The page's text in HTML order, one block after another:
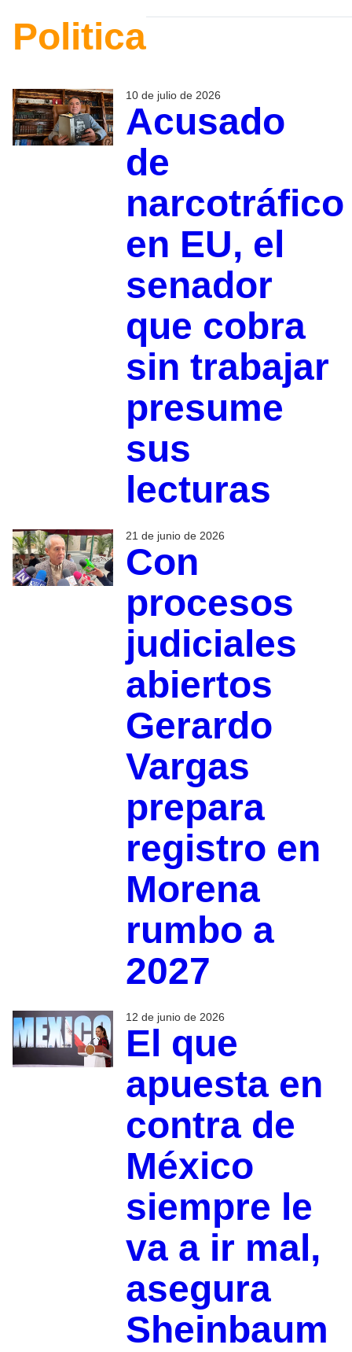
Politica
10 de julio de 2026
Acusado
de
narcotráfico
en EU, el
senador
que cobra
sin trabajar
presume
sus
lecturas
21 de junio de 2026
Con
procesos
judiciales
abiertos
Gerardo
Vargas
prepara
registro en
Morena
rumbo a
2027
12 de junio de 2026
El que
apuesta en
contra de
México
siempre le
va a ir mal,
asegura
Sheinbaum